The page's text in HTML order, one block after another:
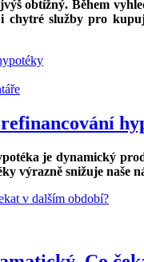
obtížný. Během
chytré služby pro
je dynamický
výrazně snižuje naše